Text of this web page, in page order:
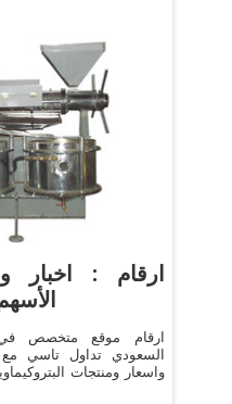
ارقام : اخبار
ارقام موقع متخصص
السعودي تداول تاسي
واسعار ومنتجات